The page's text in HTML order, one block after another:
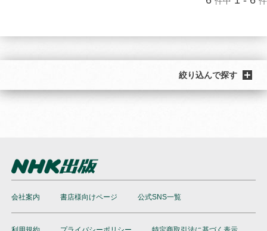
絞り込んで探す
会社案内 書店様向けページ 公式SNS一覧